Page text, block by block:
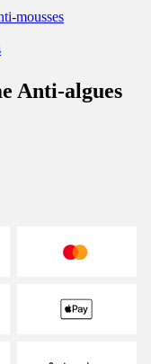
mousses
Anti-algues